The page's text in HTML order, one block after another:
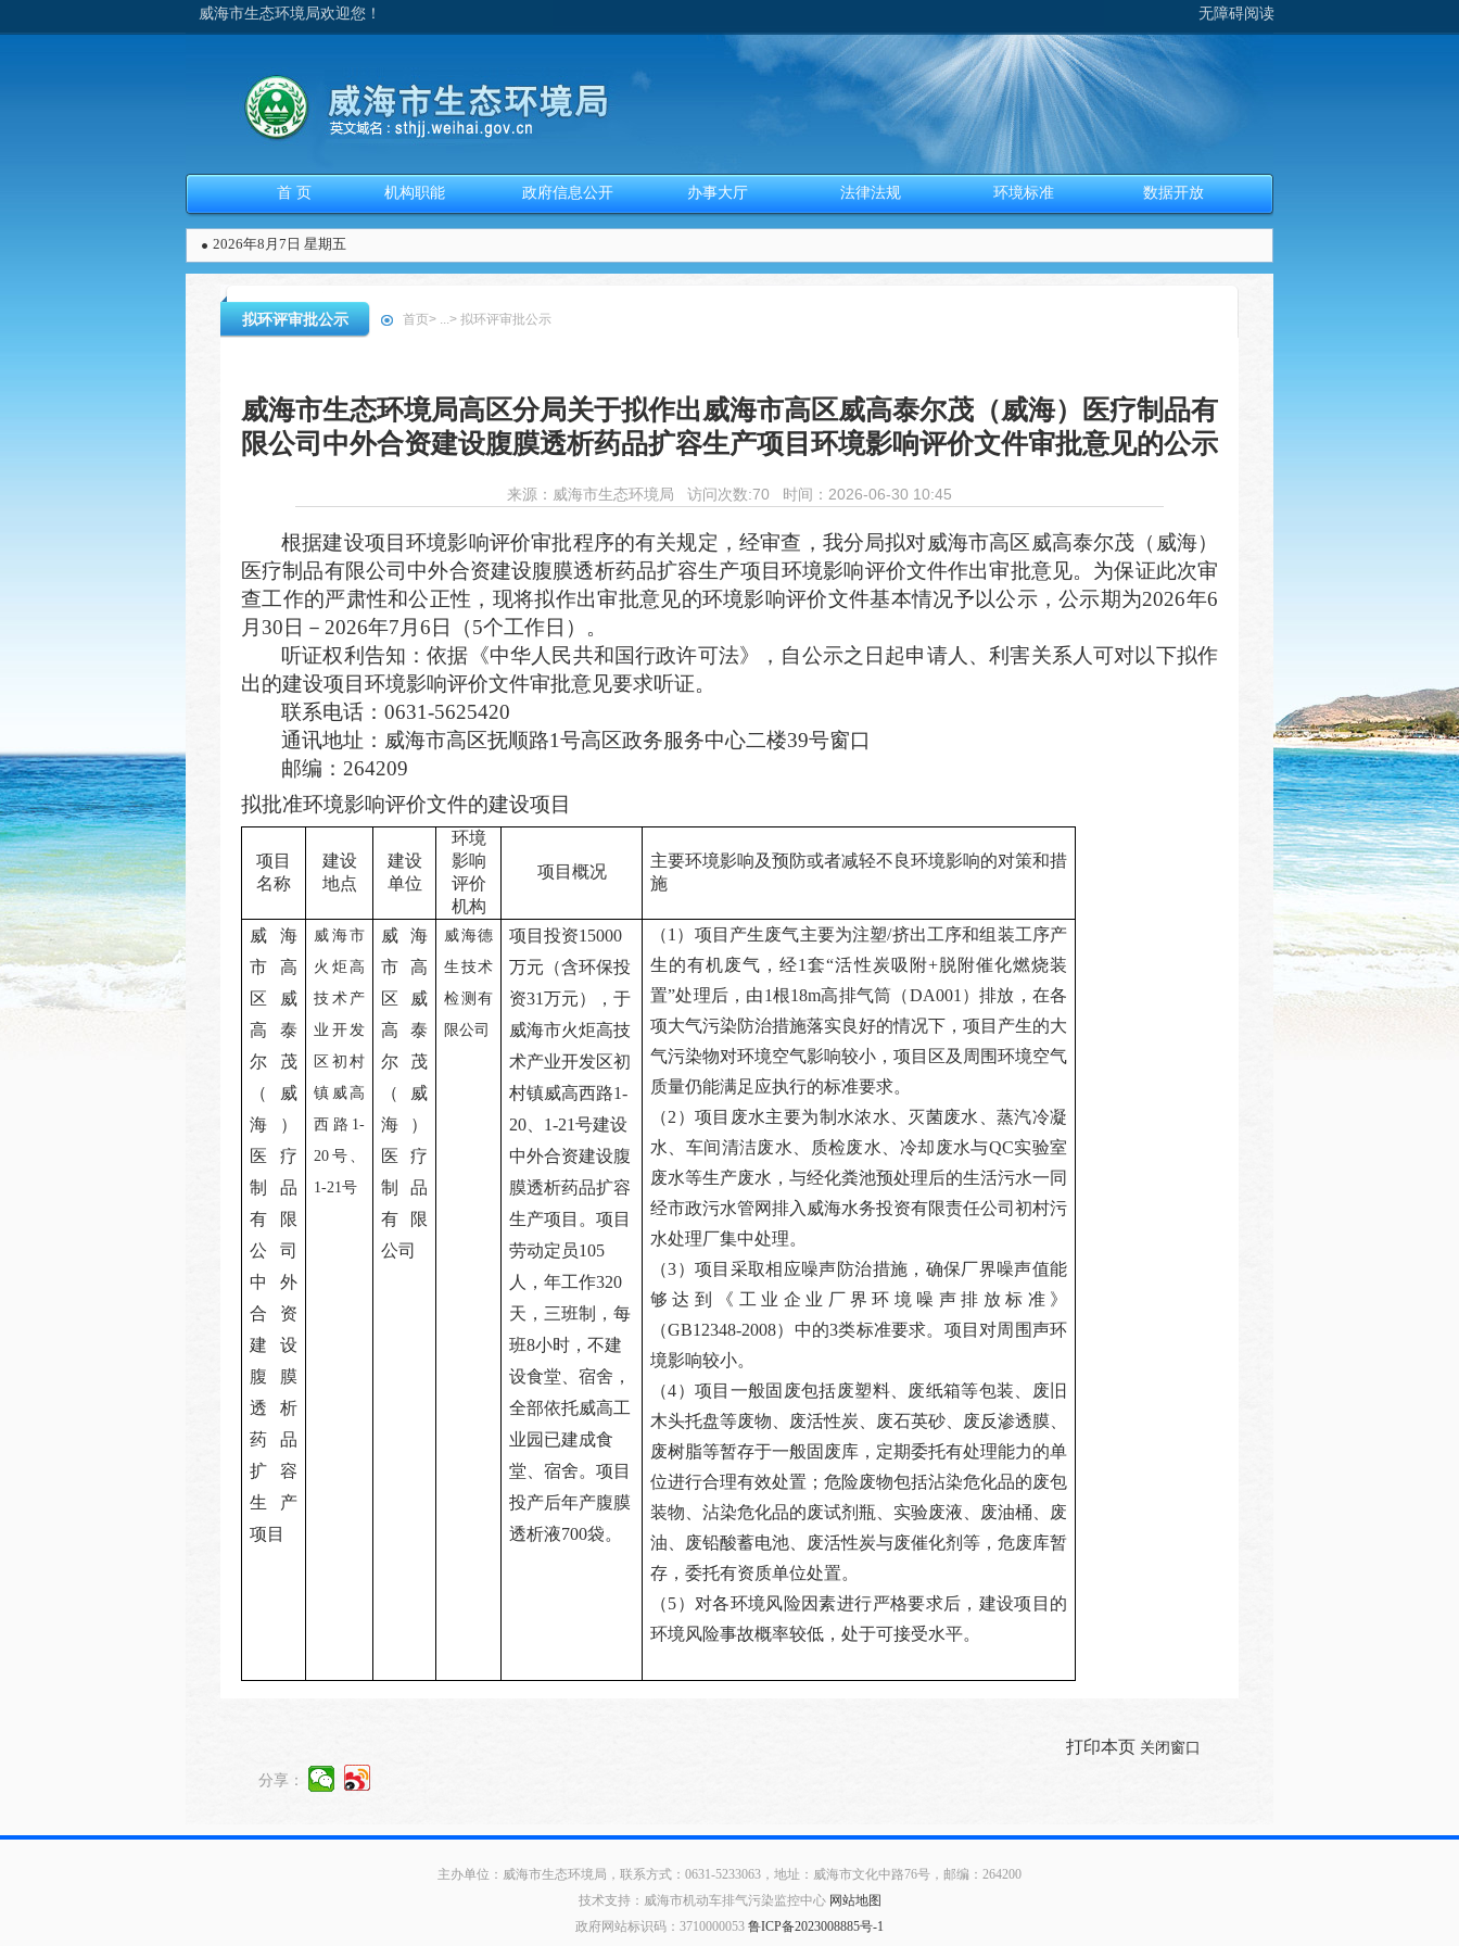
威海市生态环境局欢迎您！ 无障碍阅读
首 页 机构职能 政府信息公开 办事大厅 法律法规 环境标准 数据开放
2026年8月7日 星期五
拟环评审批公示 首页> ...> 拟环评审批公示
威海市生态环境局高区分局关于拟作出威海市高区威高泰尔茂（威海）医疗制品有
限公司中外合资建设腹膜透析药品扩容生产项目环境影响评价文件审批意见的公示
来源： 威海市生态环境局 访问次数:70 时间：2026-06-30 10:45
根据建设项目环境影响评价审批程序的有关规定，经审查，我分局拟对威海市高区威高泰尔茂（威海）
医疗制品有限公司中外合资建设腹膜透析药品扩容生产项目环境影响评价文件作出审批意见。为保证此次审
查工作的严肃性和公正性，现将拟作出审批意见的环境影响评价文件基本情况予以公示，公示期为2026年6
月 30日－2026年7 月6日 （5个工作日 ） 。
听证权利告知：依据《中华人民共和国行政许可法》，自公示之日起申请人、利害关系人可对以下拟作
出的建设项目环境影响评价文件审批意见要求听证。
联系电话：0631-5625420
通讯地址：威海市高区抚顺路1号高区政务服务中心二楼39号窗口
邮编：264209
拟批准环境影响评价文件的建设项目
项目
名称
建设
地点
建设
单位
环境
影响
评价
机构
项目概况
主要环境影响及预防或者减轻不良环境影响的对策和措
施
威海
市高
区
威
高泰
尔茂
（威
海）
医疗
制品
有限
公司
中外
合资
建设
腹膜
透析
药品
扩容
生产
项目
威海市
火炬高
技术产
业开发
区初村
镇威高
西路 1-
20 号、
1-21号
威海
市高
区
威
高泰
尔茂
（威
海）
医疗
制品
有限
公司
威海德
生技术
检测有
限公司
项目投资15000
万元（含环保投
资31万元），于
威海市火炬高技
术产业开发区初
村镇威高西路1-
20
1-21号建设
中外合资建设腹
膜透析药品扩容
生产项目。项目
劳动定员105
人，年工作320
天，三班制，每
班8小时 ，不建
设食堂、宿舍，
全部依托威高工
业园已建成食
堂、宿舍。项目
投产后年产腹膜
透析液700袋。
（1 ） 项目产生废气主要为注塑/挤出工序和组装工序产
生的有机废气 ，经1 套“活性炭吸附+脱附催化燃烧装
置”处理后，由1根18m高排气筒（DA001 ）排放 ，在各
项大气污染防治措施落实良好的情况下，项目产生的大
气污染物对环境空气影响较小，项目区及周围环境空气
质量仍能满足应执行的标准要求。
（2 ）项目废水主要为制水浓水、灭菌废水、蒸汽冷凝
水、车间清洁废水、质检废水、冷却废水与QC实验室
废水等生产废水，与经化粪池预处理后的生活污水一同
经市政污水管网排入威海水务投资有限责任公司初村污
水处理厂集中处理。
（3）项目采取相应噪声防治措施，确保厂界噪声值能
够达到《工业企业厂界环境噪声排放标准》
（GB12348-2008）中的3类标准要求。项目对周围声环
境影响较小。
（4）项目一般固废包括废塑料、废纸箱等包装、废旧
木头托盘等废物、废活性炭、废石英砂、废反渗透膜、
废树脂等暂存于一般固废库，定期委托有处理能力的单
位进行合理有效处置；危险废物包括沾染危化品的废包
装物、沾染危化品的废试剂瓶、实验废液、废油桶、废
油、废铅酸蓄电池、废活性炭与废催化剂 等，危废库暂
存，委托有资质单位处置。
（5）对各环境风险因素进行严格要求后，建设项目的
环境风险事故概率较低，处于可接受水平。
打印本页 关闭窗口
分享：
主办单位：威海市生态环境局，联系方式：0631-5233063，地址：威海市文化中路76号，邮编：264200
技术支持：威海市机动车排气污染监控中心 网站地图
政府网站标识码：3710000053 鲁ICP备2023008885号-1